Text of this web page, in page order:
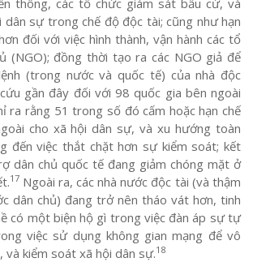
dân sự trong chế độ độc tài; cũng như hạn
đối với việc hình thành, vận hành các tổ
(NGO); đồng thời tạo ra các NGO giả để
(trong nước và quốc tế) của nhà độc
gần đây đối với 98 quốc gia bên ngoài
ra rằng 51 trong số đó cấm hoặc hạn chế
cho xã hội dân sự, và xu hướng toàn
đến việc thắt chặt hơn sự kiểm soát; kết
dân chủ quốc tế đang giảm chóng mặt ở
17Ngoài ra, các nhà nước độc tài (và thậm
dân chủ) đang trở nên tháo vát hơn, tinh
có một biện hộ gì trong việc đàn áp sự tự
việc sử dụng không gian mạng để vô
và kiểm soát xã hội dân sự.18